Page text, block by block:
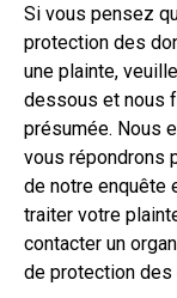
Si vous pensez
protection des
une plainte,
dessous et nous
présumée. Nous
vous répondrons
de notre enquête
traiter votre
contacter un
de protection des